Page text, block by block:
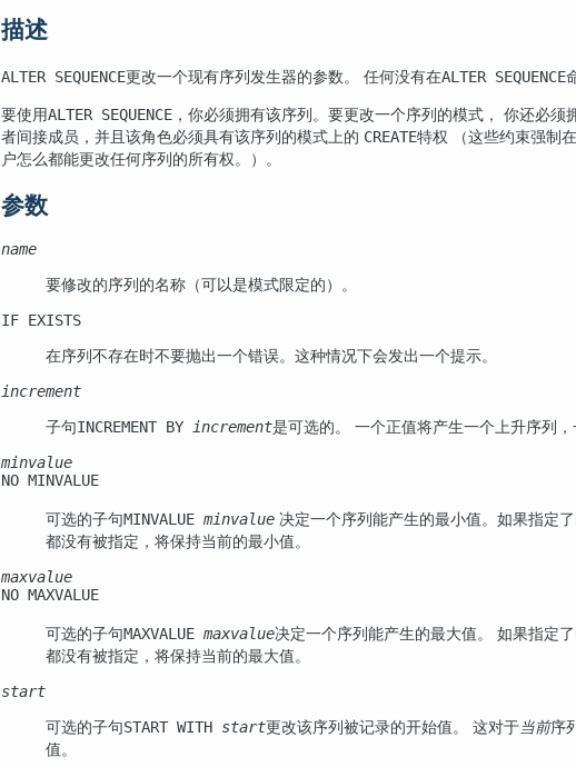
描述
ALTER SEQUENCE更改一个现有序列发生器的参数。 任何没有在ALTER SEQUENCE
要使用ALTER SEQUENCE ，你必须拥有该序列。要更改一个序列的模式， 你还必须
者间接成员，并且该角色必须具有该序列的模式上的 CREATE特权 （这些约束强制
户怎么都能更改任何序列的所有权。）。
参数
name
要修改的序列的名称（可以是模式限定的）。
IF EXISTS
在序列不存在时不要抛出一个错误。这种情况下会发出一个提示。
increment
子句INCREMENT BY increment是可选的。 一个正值将产生一个上升序列
minvalue
NO MINVALUE
可选的子句MINVALUE minvalue 决定一个序列能产生的最小值。如果指定了
都没有被指定，将保持当前的最小值。
maxvalue
NO MAXVALUE
可选的子句MAXVALUE maxvalue决定一个序列能产生的最大值。 如果指定了
都没有被指定，将保持当前的最大值。
start
可选的子句START WITH start更改该序列被记录的开始值。 这对于当前序
值。